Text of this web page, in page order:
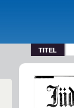
TITEL